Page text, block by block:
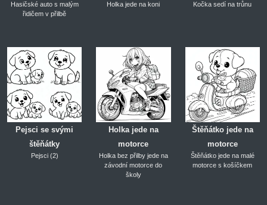
Hasičské auto s malým
řidičem v přilbě
Holka jede na koni Kočka sedí na trůnu
Pejsci se svými
štěňátky
Pejsci (2)
Holka jede na
motorce
Holka bez přilby jede na
závodní motorce do
školy
Štěňátko jede na
motorce
Štěňátko jede na malé
motorce s košíčkem